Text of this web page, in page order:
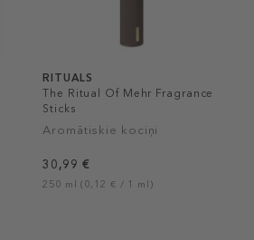
RITUALS
The Ritual Of Mehr Fragrance
Sticks
Aromātiskie kociņi
30,99 €
250 ml (0,12 € / 1 ml)